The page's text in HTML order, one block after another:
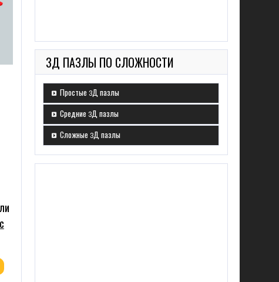
3Д ПАЗЛЫ ПО СЛОЖНОСТИ
Простые 3Д пазлы
Средние 3Д пазлы
Сложные 3Д пазлы